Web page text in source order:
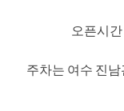
오픈시
주차는 여수 진